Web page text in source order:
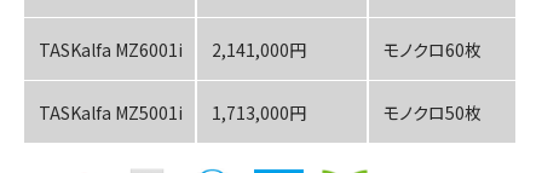
TASKalfa MZ6001i 2,141,000円 モノクロ60枚
TASKalfa MZ5001i 1,713,000円 モノクロ50枚